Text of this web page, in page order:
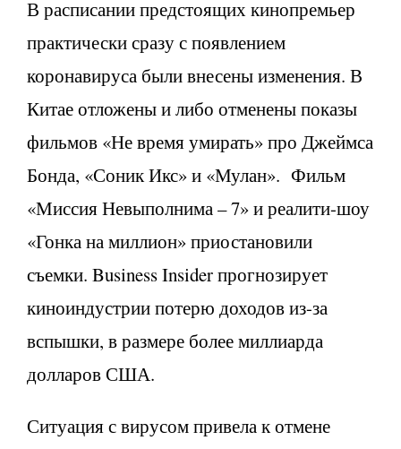
В расписании предстоящих кинопремьер
практически сразу с появлением
коронавируса были внесены изменения. В
Китае отложены и либо отменены показы
фильмов «Не время умирать» про Джеймса
Бонда, «Соник Икс» и «Мулан». Фильм
«Миссия Невыполнима – 7» и реалити-шоу
«Гонка на миллион» приостановили
съемки. Business Insider прогнозирует
киноиндустрии потерю доходов из-за
вспышки, в размере более миллиарда
долларов США.
Ситуация с вирусом привела к отмене